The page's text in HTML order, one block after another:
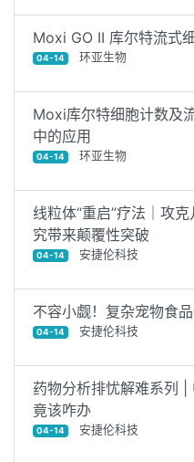
Moxi GO II 库尔特流式
04-14 环亚生物
Moxi库尔特细胞计数及
中的应用
04-14 环亚生物
线粒体“重启”疗法｜攻
究带来颠覆性突破
04-14 安捷伦科技
不容小觑！复杂宠物食
04-14 安捷伦科技
药物分析排忧解难系列
竟该咋办
04-14 安捷伦科技